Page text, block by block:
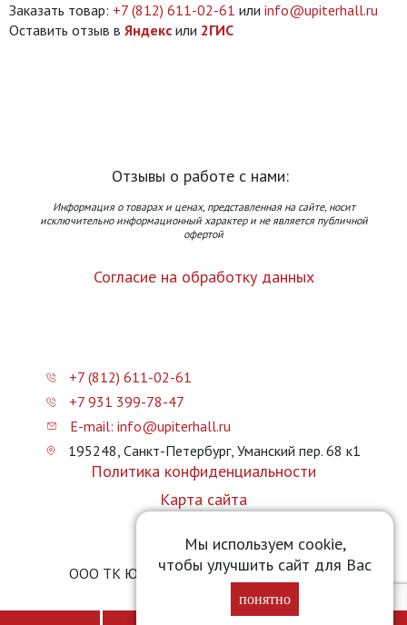
Мы используем cookie,
чтобы улучшить сайт для Вас
понятно
Заказать товар: +7 (812) 611-02-61 или info@upiterhall.ru
Оставить отзыв в Яндекс или 2ГИС
Отзывы о работе с нами:
Информация о товарах и ценах, представленная на сайте, носит
исключительно информационный характер и не является публичной
офертой
Согласие на обработку данных
+7 (812) 611-02-61
+7 931 399-78-47
E-mail: info@upiterhall.ru
195248, Санкт-Петербург, Уманский пер. 68 к1
Политика конфиденциальности
Карта сайта
ООО ТК Юпитер Холл © 2026 upiterhall.ru